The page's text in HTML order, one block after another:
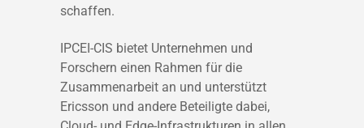
schaffen.
IPCEI-CIS bietet Unternehmen und
Forschern einen Rahmen für die
Zusammenarbeit an und unterstützt
Ericsson und andere Beteiligte dabei,